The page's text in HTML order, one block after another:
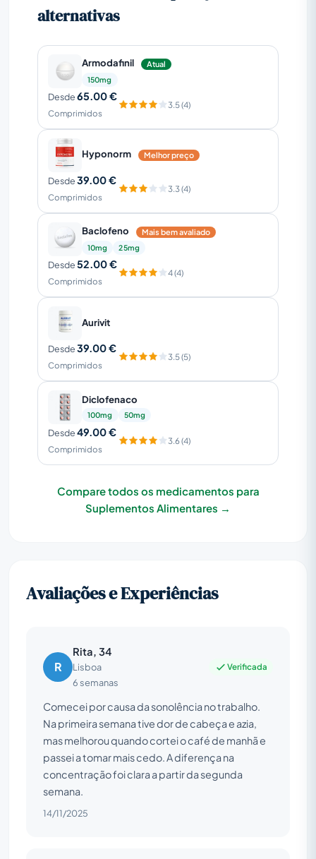
alternativas
Armodafinil
Atual
150mg
Desde65.00 €
Comprimidos
3.5 (4)
Hyponorm Melhor preço
Desde39.00 €
Comprimidos
3.3 (4)
Baclofeno
Mais bem avaliado
10mg
25mg
Desde52.00 €
Comprimidos
4 (4)
Aurivit
Desde39.00 €
Comprimidos
3.5 (5)
Diclofenaco
100mg 50mg
Desde49.00 €
Comprimidos
3.6 (4)
Compare todos os medicamentos para
Suplementos Alimentares →
Avaliações e Experiências
R
Rita, 34
Lisboa
6 semanas
Verificada
Comecei por causa da sonolência no trabalho.
Na primeira semana tive dor de cabeça e azia,
mas melhorou quando cortei o café de manhã e
passei a tomar mais cedo. A diferença na
concentração foi clara a partir da segunda
semana.
14/11/2025